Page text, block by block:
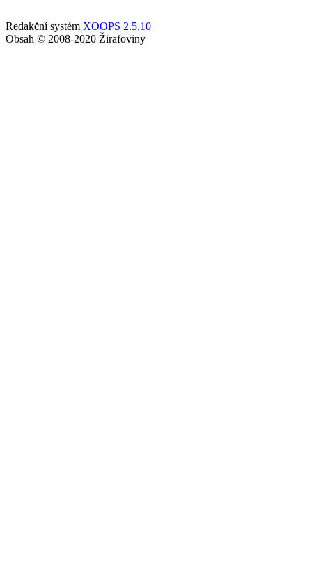
Redakční systém XOOPS 2.5.10
Obsah © 2008-2020 Žirafoviny